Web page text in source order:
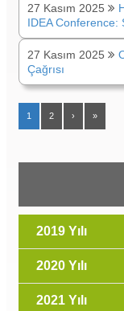
27 Kasım 2025
IDEA Conference:
27 Kasım 2025
Çağrısı
1 2 › »
2019 Yılı
2020 Yılı
2021 Yılı